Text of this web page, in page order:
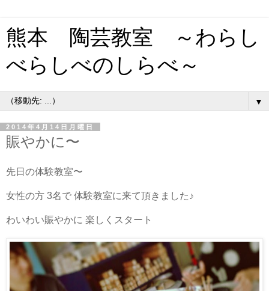
熊本 陶芸教室 ～わらし
べらしべのしらべ～
▼
2014年4月14日月曜日
賑やかに〜
先日の体験教室〜
女性の方 3名で 体験教室に来て頂きました♪
わいわい賑やかに 楽しくスタート